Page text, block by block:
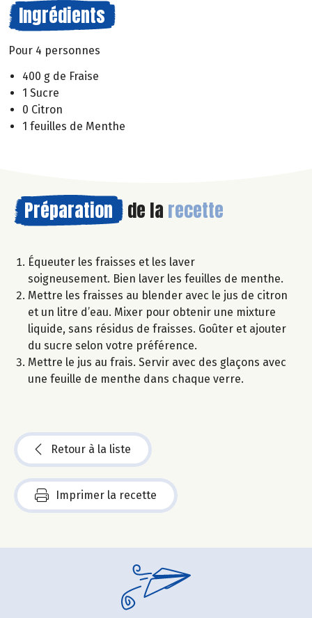
Ingrédients
Pour 4 personnes
400 g de Fraise
1 Sucre
0 Citron
1 feuilles de Menthe
Préparation de la recette
Équeuter les fraisses et les laver
soigneusement. Bien laver les feuilles de menthe.
Mettre les fraisses au blender avec le jus de citron
et un litre d’eau. Mixer pour obtenir une mixture
liquide, sans résidus de fraisses. Goûter et ajouter
du sucre selon votre préférence.
Mettre le jus au frais. Servir avec des glaçons avec
une feuille de menthe dans chaque verre.
Retour à la liste
Imprimer la recette